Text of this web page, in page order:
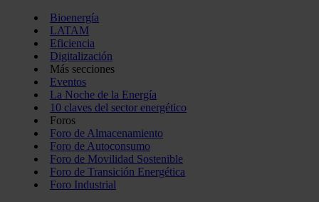
Bioenergía
LATAM
Eficiencia
Digitalización
Más secciones
Eventos
La Noche de la Energía
10 claves del sector energético
Foros
Foro de Almacenamiento
Foro de Autoconsumo
Foro de Movilidad Sostenible
Foro de Transición Energética
Foro Industrial